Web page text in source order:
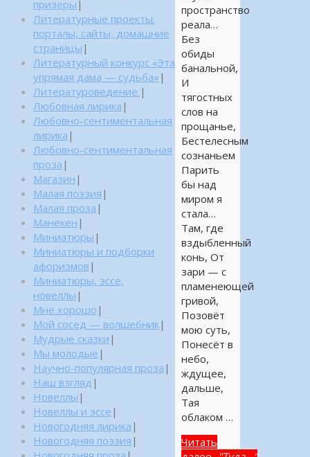
пространство
реала…
Без
обиды
банальной,
И
тягостных
слов на
прощанье,
Бестелесным
сознаньем
Парить
бы над
миром я
стала…
Там, где
вздыбленный
конь, От
зари — с
пламенеющей
гривой,
Позовёт
мою суть,
Понесёт в
небо,
ждущее,
дальше,
Тая
облаком …
Читать
призеры |
Литературные проекты:
порталы, сайты, домашние
страницы |
Литературный конкурс «Эта
упрямая дама — судьба» |
Литературоведение. |
Любовная лирика |
Любовно-сентиментальная
лирика |
Любовно-сентиментальная
проза |
Магазин |
Малая поэзия |
Малая проза |
Манекен |
Миниатюры |
Миниатюры и подборки
афоризмов |
Миниатюры, эссе,
новеллы |
Мне хорошо |
Мой сосед — волшебник|
Мудрые сказки |
Мы молодые |
Научно-популярная проза |
Наш взгляд |
Новеллы |
Новеллы и эссе |
Новогодняя лирика |
Новогодняя поэзия |